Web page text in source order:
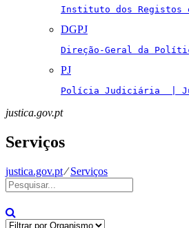
Instituto dos Registos
DGPJ
Direção-Geral da
PJ
Polícia Judiciária  |
justica.gov.pt
Serviços
justica.gov.pt⁄Serviços